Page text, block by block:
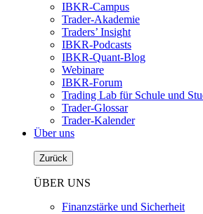
IBKR-Campus
Trader-Akademie
Traders’ Insight
IBKR-Podcasts
IBKR-Quant-Blog
Webinare
IBKR-Forum
Trading Lab für Schule und
Trader-Glossar
Trader-Kalender
Über uns
Zurück
ÜBER UNS
Finanzstärke und Sicherheit